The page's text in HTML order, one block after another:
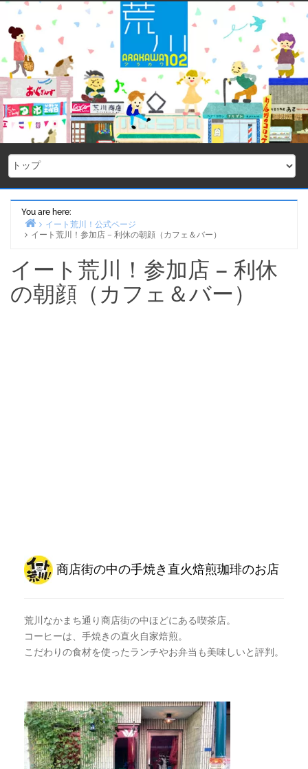
Skip
content
You are here:
Home
イート荒川！公式ページ
イート荒川！参加店 – 利休の朝顔（カフェ＆バー）
イート荒川！参加店 – 利休
の朝顔（カフェ＆バー）
商店街の中の手焼き直火焙煎珈琲のお店
荒川なかまち通り商店街の中ほどにある喫茶店。
コーヒーは、手焼きの直火自家焙煎。
こだわりの食材を使ったランチやお弁当も美味しいと評判。